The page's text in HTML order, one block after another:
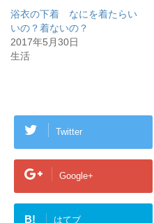
浴衣の下着 なにを着たらい
いの？着ないの？
2017年5月30日
生活
Twitter
Google+
B! はてブ